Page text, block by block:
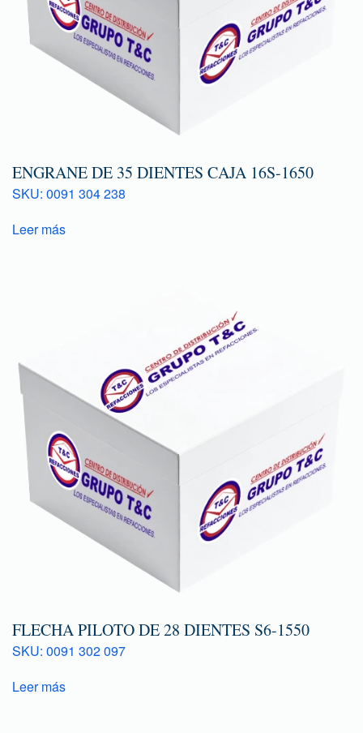
ENGRANE DE 35 DIENTES CAJA 16S-1650
SKU: 0091 304 238
Leer más
FLECHA PILOTO DE 28 DIENTES S6-1550
SKU: 0091 302 097
Leer más